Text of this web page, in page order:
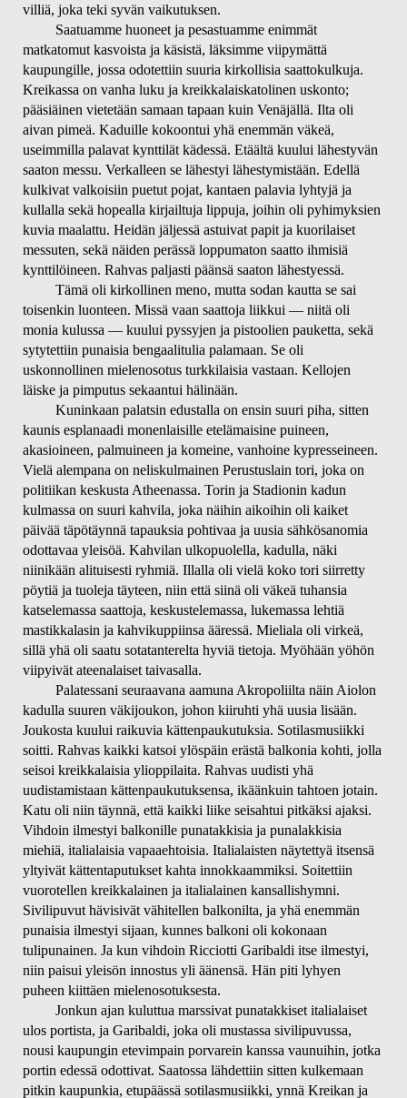
villiä, joka teki syvän vaikutuksen.
Saatuamme huoneet ja pesastuamme enimmät
matkatomut kasvoista ja käsistä, läksimme viipymättä
kaupungille, jossa odotettiin suuria kirkollisia saattokulkuja.
Kreikassa on vanha luku ja kreikkalaiskatolinen uskonto;
pääsiäinen vietetään samaan tapaan kuin Venäjällä. Ilta oli
aivan pimeä. Kaduille kokoontui yhä enemmän väkeä,
useimmilla palavat kynttilät kädessä. Etäältä kuului lähestyvän
saaton messu. Verkalleen se lähestyi lähestymistään. Edellä
kulkivat valkoisiin puetut pojat, kantaen palavia lyhtyjä ja
kullalla sekä hopealla kirjailtuja lippuja, joihin oli pyhimyksien
kuvia maalattu. Heidän jäljessä astuivat papit ja kuorilaiset
messuten, sekä näiden perässä loppumaton saatto ihmisiä
kynttilöineen. Rahvas paljasti päänsä saaton lähestyessä.
Tämä oli kirkollinen meno, mutta sodan kautta se sai
toisenkin luonteen. Missä vaan saattoja liikkui — niitä oli
monia kulussa — kuului pyssyjen ja pistoolien pauketta, sekä
sytytettiin punaisia bengaalitulia palamaan. Se oli
uskonnollinen mielenosotus turkkilaisia vastaan. Kellojen
läiske ja pimputus sekaantui hälinään.
Kuninkaan palatsin edustalla on ensin suuri piha, sitten
kaunis esplanaadi monenlaisille etelämaisine puineen,
akasioineen, palmuineen ja komeine, vanhoine kypresseineen.
Vielä alempana on neliskulmainen Perustuslain tori, joka on
politiikan keskusta Atheenassa. Torin ja Stadionin kadun
kulmassa on suuri kahvila, joka näihin aikoihin oli kaiket
päivää täpötäynnä tapauksia pohtivaa ja uusia sähkösanomia
odottavaa yleisöä. Kahvilan ulkopuolella, kadulla, näki
niinikään alituisesti ryhmiä. Illalla oli vielä koko tori siirretty
pöytiä ja tuoleja täyteen, niin että siinä oli väkeä tuhansia
katselemassa saattoja, keskustelemassa, lukemassa lehtiä
mastikkalasin ja kahvikuppiinsa ääressä. Mieliala oli virkeä,
sillä yhä oli saatu sotatanterelta hyviä tietoja. Myöhään yöhön
viipyivät ateenalaiset taivasalla.
Palatessani seuraavana aamuna Akropoliilta näin Aiolon
kadulla suuren väkijoukon, johon kiiruhti yhä uusia lisään.
Joukosta kuului raikuvia kättenpaukutuksia. Sotilasmusiikki
soitti. Rahvas kaikki katsoi ylöspäin erästä balkonia kohti, jolla
seisoi kreikkalaisia ylioppilaita. Rahvas uudisti yhä
uudistamistaan kättenpaukutuksensa, ikäänkuin tahtoen jotain.
Katu oli niin täynnä, että kaikki liike seisahtui pitkäksi ajaksi.
Vihdoin ilmestyi balkonille punatakkisia ja punalakkisia
miehiä, italialaisia vapaaehtoisia. Italialaisten näytettyä itsensä
yltyivät kättentaputukset kahta innokkaammiksi. Soitettiin
vuorotellen kreikkalainen ja italialainen kansallishymni.
Sivilipuvut hävisivät vähitellen balkonilta, ja yhä enemmän
punaisia ilmestyi sijaan, kunnes balkoni oli kokonaan
tulipunainen. Ja kun vihdoin Ricciotti Garibaldi itse ilmestyi,
niin paisui yleisön innostus yli äänensä. Hän piti lyhyen
puheen kiittäen mielenosotuksesta.
Jonkun ajan kuluttua marssivat punatakkiset italialaiset
ulos portista, ja Garibaldi, joka oli mustassa sivilipuvussa,
nousi kaupungin etevimpain porvarein kanssa vaunuihin, jotka
portin edessä odottivat. Saatossa lähdettiin sitten kulkemaan
pitkin kaupunkia, etupäässä sotilasmusiikki, ynnä Kreikan ja